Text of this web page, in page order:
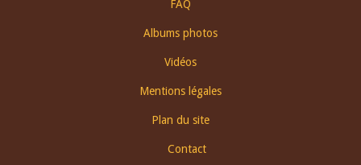
FAQ
Albums photos
Vidéos
Mentions légales
Plan du site
Contact